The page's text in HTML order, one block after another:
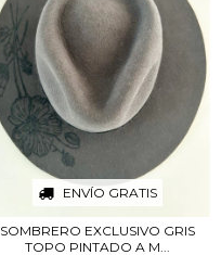
ENVÍO GRATIS
SOMBRERO EXCLUSIVO GRIS
TOPO PINTADO A M...